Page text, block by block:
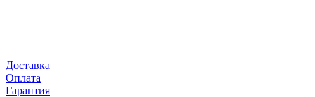
Доставка
Оплата
Гарантия